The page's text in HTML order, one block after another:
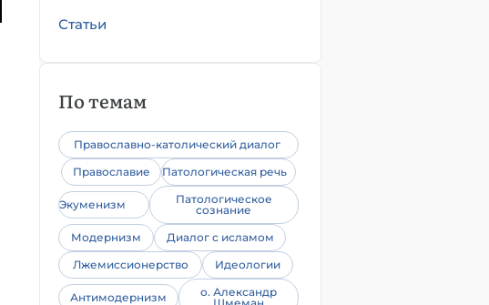
Статьи
По темам
Православно-католический диалог
Православие
Патологическая речь
Экуменизм
Патологическое
сознание
Модернизм
Диалог с исламом
Лжемиссионерство
Идеологии
Антимодернизм
о. Александр